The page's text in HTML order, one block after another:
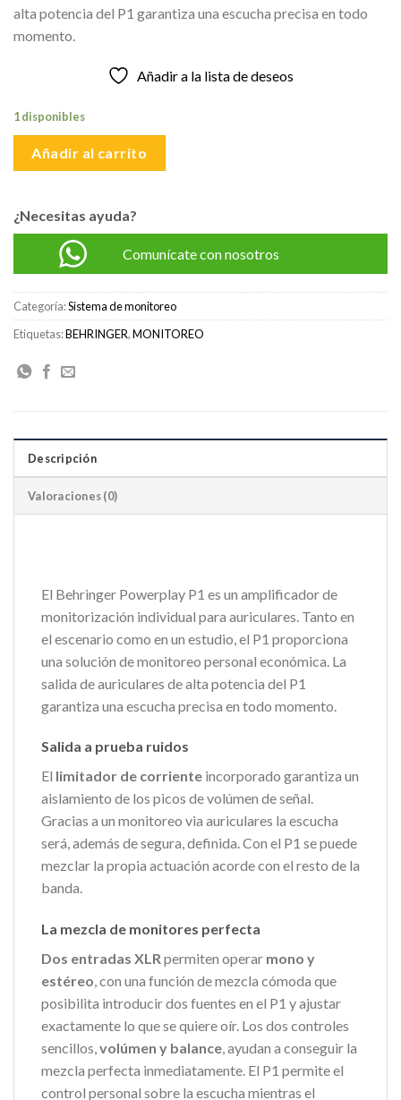
alta potencia del P1 garantiza una escucha precisa en todo
momento.
Añadir a la lista de deseos
1 disponibles
Añadir al carrito
¿Necesitas ayuda?
Comunícate con nosotros
Categoría:Sistema de monitoreo
Etiquetas:BEHRINGER,MONITOREO
Descripción
Valoraciones (0)
El Behringer Powerplay P1 es un amplificador de
monitorización individual para auriculares. Tanto en
el escenario como en un estudio, el P1 proporciona
una solución de monitoreo personal económica. La
salida de auriculares de alta potencia del P1
garantiza una escucha precisa en todo momento.
Salida a prueba ruidos
El limitador de corriente incorporado garantiza un
aislamiento de los picos de volúmen de señal.
Gracias a un monitoreo via auriculares la escucha
será, además de segura, definida. Con el P1 se puede
mezclar la propia actuación acorde con el resto de la
banda.
La mezcla de monitores perfecta
Dos entradas XLR permiten operar mono y
estéreo, con una función de mezcla cómoda que
posibilita introducir dos fuentes en el P1 y ajustar
exactamente lo que se quiere oír. Los dos controles
sencillos,volúmen y balance, ayudan a conseguir la
mezcla perfecta inmediatamente. El P1 permite el
control personal sobre la escucha mientras el